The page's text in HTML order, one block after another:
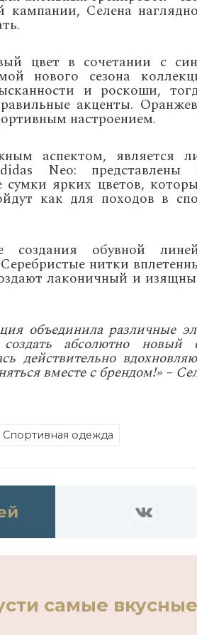
кампании, Селена
цвет в сочетании с
нового сезона
и роскоши,
акценты.
настроением.
аспектом, является
Neo:
сумки ярких цветов,
как для походов в
создания обувной
нитки
лаконичный и
объединила различные
абсолютно новый
действительно
вместе с брендом!» –
Спортивная одежда
самые